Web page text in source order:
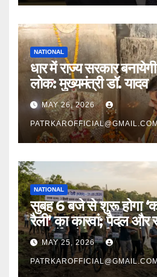
NATIONAL
धार में राज्य सरकार
लोक: मुख्यमंत्री डॉ. यादव
MAY 26, 2026
PATRKAROFFICIAL@GMAIL.COM
NATIONAL
सुबह 6 बजे से शुरू होगा
रैली’ का कारवां; पैदल और
का सर्वे करेंगे पर्यावरण प्रेमी
MAY 25, 2026